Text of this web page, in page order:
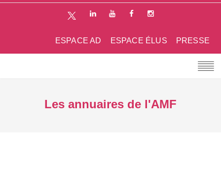
PRESSE
ESPACE ÉLUS
ESPACE AD
Les annuaires de l'AMF